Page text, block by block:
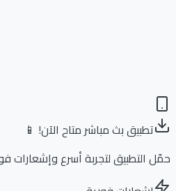
تطبيق بث مباشر متاح الآن! 📱
التطبيق لتجربة أسرع وإشعارات فورية